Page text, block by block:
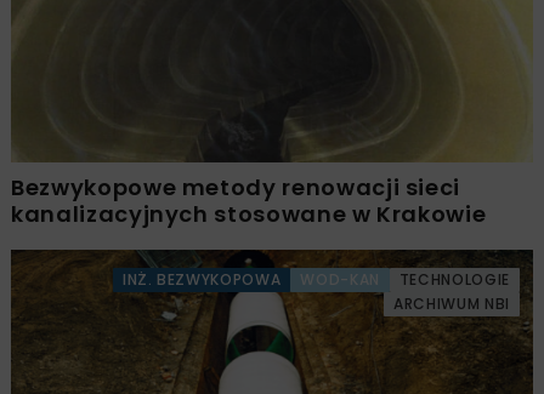
Bezwykopowe metody renowacji sieci
kanalizacyjnych stosowane w Krakowie
INŻ. BEZWYKOPOWA WOD-KAN
TECHNOLOGIE
ARCHIWUM NBI